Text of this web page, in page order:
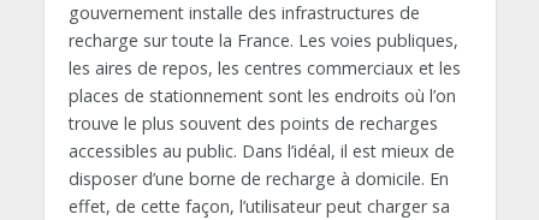
gouvernement installe des infrastructures de
recharge sur toute la France. Les voies publiques,
les aires de repos, les centres commerciaux et les
places de stationnement sont les endroits où l’on
trouve le plus souvent des points de recharges
accessibles au public. Dans l’idéal, il est mieux de
disposer d’une borne de recharge à domicile. En
effet, de cette façon, l’utilisateur peut charger sa